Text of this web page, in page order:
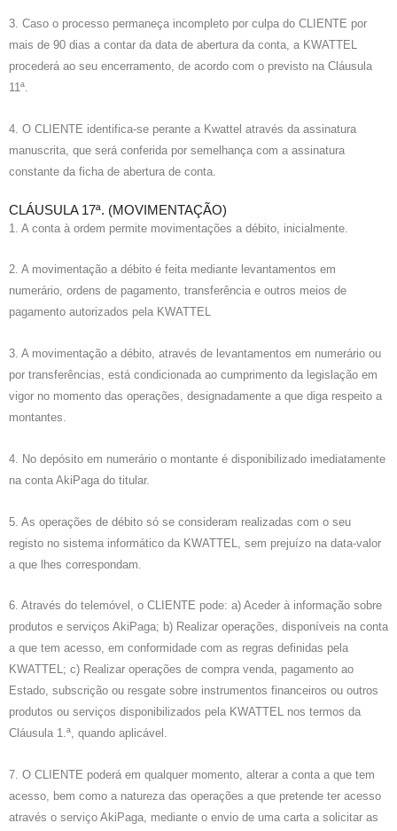
3. Caso o processo permaneça incompleto por culpa do CLIENTE por
mais de 90 dias a contar da data de abertura da conta, a KWATTEL
procederá ao seu encerramento, de acordo com o previsto na Cláusula
11ª.
4. O CLIENTE identifica-se perante a Kwattel através da assinatura
manuscrita, que será conferida por semelhança com a assinatura
constante da ficha de abertura de conta.
CLÁUSULA 17ª. (MOVIMENTAÇÃO)
1. A conta à ordem permite movimentações a débito, inicialmente.
2. A movimentação a débito é feita mediante levantamentos em
numerário, ordens de pagamento, transferência e outros meios de
pagamento autorizados pela KWATTEL
3. A movimentação a débito, através de levantamentos em numerário ou
por transferências, está condicionada ao cumprimento da legislação em
vigor no momento das operações, designadamente a que diga respeito a
montantes.
4. No depósito em numerário o montante é disponibilizado imediatamente
na conta AkiPaga do titular.
5. As operações de débito só se consideram realizadas com o seu
registo no sistema informático da KWATTEL, sem prejuízo na data-valor
a que lhes correspondam.
6. Através do telemóvel, o CLIENTE pode: a) Aceder à informação sobre
produtos e serviços AkiPaga; b) Realizar operações, disponíveis na conta
a que tem acesso, em conformidade com as regras definidas pela
KWATTEL; c) Realizar operações de compra venda, pagamento ao
Estado, subscrição ou resgate sobre instrumentos financeiros ou outros
produtos ou serviços disponibilizados pela KWATTEL nos termos da
Cláusula 1.ª, quando aplicável.
7. O CLIENTE poderá em qualquer momento, alterar a conta a que tem
acesso, bem como a natureza das operações a que pretende ter acesso
através o serviço AkiPaga, mediante o envio de uma carta a solicitar as